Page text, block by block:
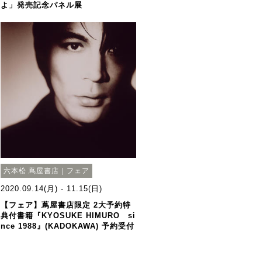
よ」発売記念パネル展
六本松 蔦屋書店｜フェア
2020.09.14(月) - 11.15(日)
【フェア】蔦屋書店限定 2大予約特
典付書籍『KYOSUKE HIMURO si
nce 1988』(KADOKAWA) 予約受付